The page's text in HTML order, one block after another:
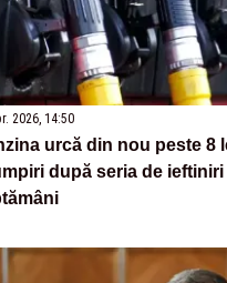
2026, 14:50
urcă din nou peste 8
după seria de